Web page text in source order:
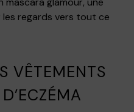
regards vers tout ce
VÊTEMENTS